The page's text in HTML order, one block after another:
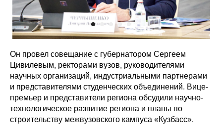
Он провел совещание с губернатором Сергеем
Цивилевым, ректорами вузов, руководителями
научных организаций, индустриальными партнерами
и представителями студенческих объединений. Вице-
премьер и представители региона обсудили научно-
технологическое развитие региона и планы по
строительству межвузовского кампуса «Кузбасс».